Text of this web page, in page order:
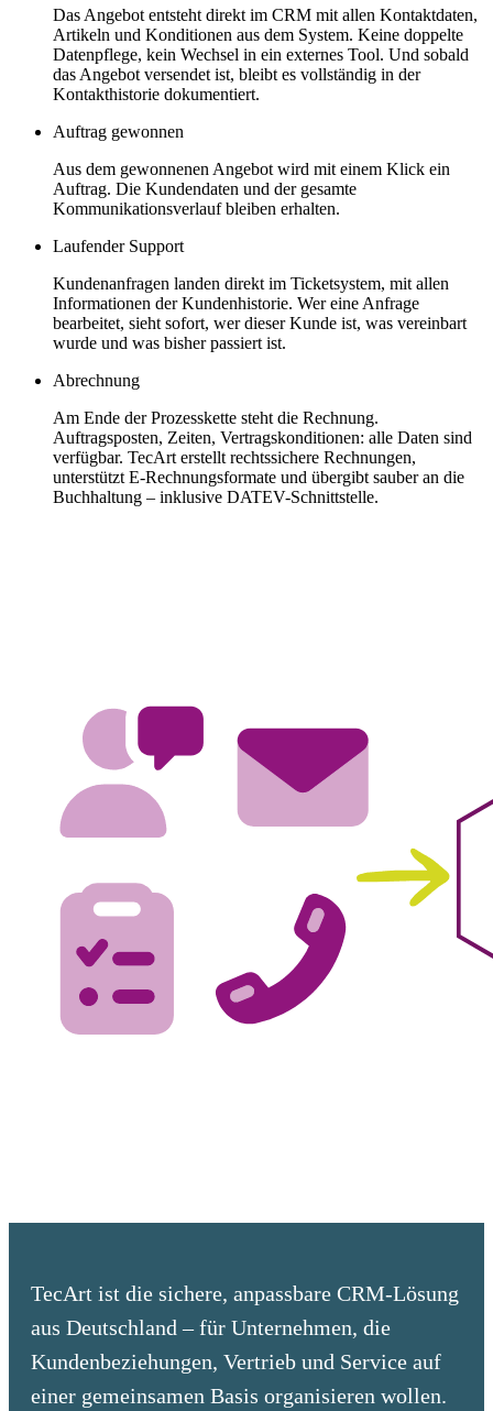
Das Angebot entsteht direkt im CRM mit allen Kontaktdaten,
Artikeln und Konditionen aus dem System. Keine doppelte
Datenpflege, kein Wechsel in ein externes Tool. Und sobald
das Angebot versendet ist, bleibt es vollständig in der
Kontakthistorie dokumentiert.
Auftrag gewonnen
Aus dem gewonnenen Angebot wird mit einem Klick ein
Auftrag. Die Kundendaten und der gesamte
Kommunikationsverlauf bleiben erhalten.
Laufender Support
Kundenanfragen landen direkt im Ticketsystem, mit allen
Informationen der Kundenhistorie. Wer eine Anfrage
bearbeitet, sieht sofort, wer dieser Kunde ist, was vereinbart
wurde und was bisher passiert ist.
Abrechnung
Am Ende der Prozesskette steht die Rechnung.
Auftragsposten, Zeiten, Vertragskonditionen: alle Daten sind
verfügbar. TecArt erstellt rechtssichere Rechnungen,
unterstützt E-Rechnungsformate und übergibt sauber an die
Buchhaltung – inklusive DATEV-Schnittstelle.
TecArt ist die sichere, anpassbare CRM-Lösung
aus Deutschland – für Unternehmen, die
Kundenbeziehungen, Vertrieb und Service auf
einer gemeinsamen Basis organisieren wollen.